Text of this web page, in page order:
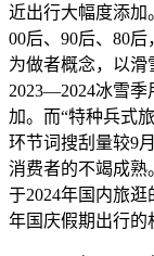
近出行大幅度添加
00后、90后、80
为做者概念，以
2023—2024冰雪
加。而“特种兵式
环节词搜刮量较9
消费者的不竭成熟
于2024年国内旅
年国庆假期出行的